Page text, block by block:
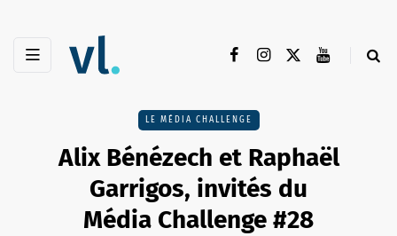
LE MÉDIA CHALLENGE
Alix Bénézech et Raphaël
Garrigos, invités du
Média Challenge #28